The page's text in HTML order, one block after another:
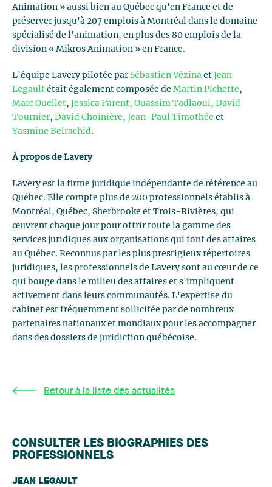
Animation » aussi bien au Québec qu'en France et de
préserver jusqu'à 207 emplois à Montréal dans le domaine
spécialisé de l'animation, en plus des 80 emplois de la
division « Mikros Animation » en France.
L'équipe Lavery pilotée par Sébastien Vézina et Jean
Legault était également composée de Martin Pichette,
Marc Ouellet, Jessica Parent, Ouassim Tadlaoui, David
Tournier, David Choinière, Jean-Paul Timothée et
Yasmine Belrachid.
À propos de Lavery
Lavery est la firme juridique indépendante de référence au
Québec. Elle compte plus de 200 professionnels établis à
Montréal, Québec, Sherbrooke et Trois-Rivières, qui
œuvrent chaque jour pour offrir toute la gamme des
services juridiques aux organisations qui font des affaires
au Québec. Reconnus par les plus prestigieux répertoires
juridiques, les professionnels de Lavery sont au cœur de ce
qui bouge dans le milieu des affaires et s'impliquent
activement dans leurs communautés. L'expertise du
cabinet est fréquemment sollicitée par de nombreux
partenaires nationaux et mondiaux pour les accompagner
dans des dossiers de juridiction québécoise.
Retour à la liste des actualités
CONSULTER LES BIOGRAPHIES DES
PROFESSIONNELS
JEAN LEGAULT